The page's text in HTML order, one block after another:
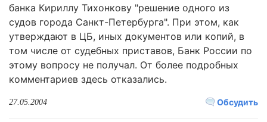
банка Кириллу Тихонкову "решение одного из
судов города Санкт-Петербурга". При этом, как
утверждают в ЦБ, иных документов или копий, в
том числе от судебных приставов, Банк России по
этому вопросу не получал. От более подробных
комментариев здесь отказались.
Обсудить
27.05.2004